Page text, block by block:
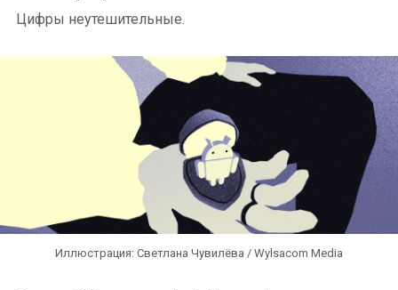
Цифры неутешительные.
Иллюстрация: Светлана Чувилёва / Wylsacom Media